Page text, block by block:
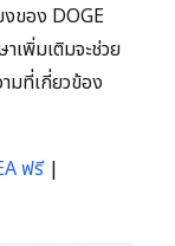
งของ DOGE
เพิ่มเติมจะช่วย
มที่เกี่ยวข้อง
ฟรี|